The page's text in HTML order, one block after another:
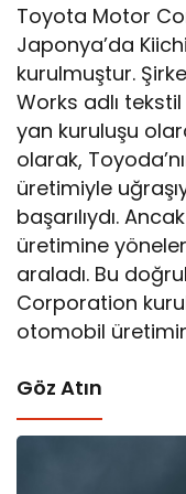
Toyota Motor
Japonya’da
kurulmuştur.
Works adlı
yan kuruluşu
olarak,
üretimiyle
başarılıydı.
üretimine
araladı. Bu
Corporation
otomobil
Göz Atın